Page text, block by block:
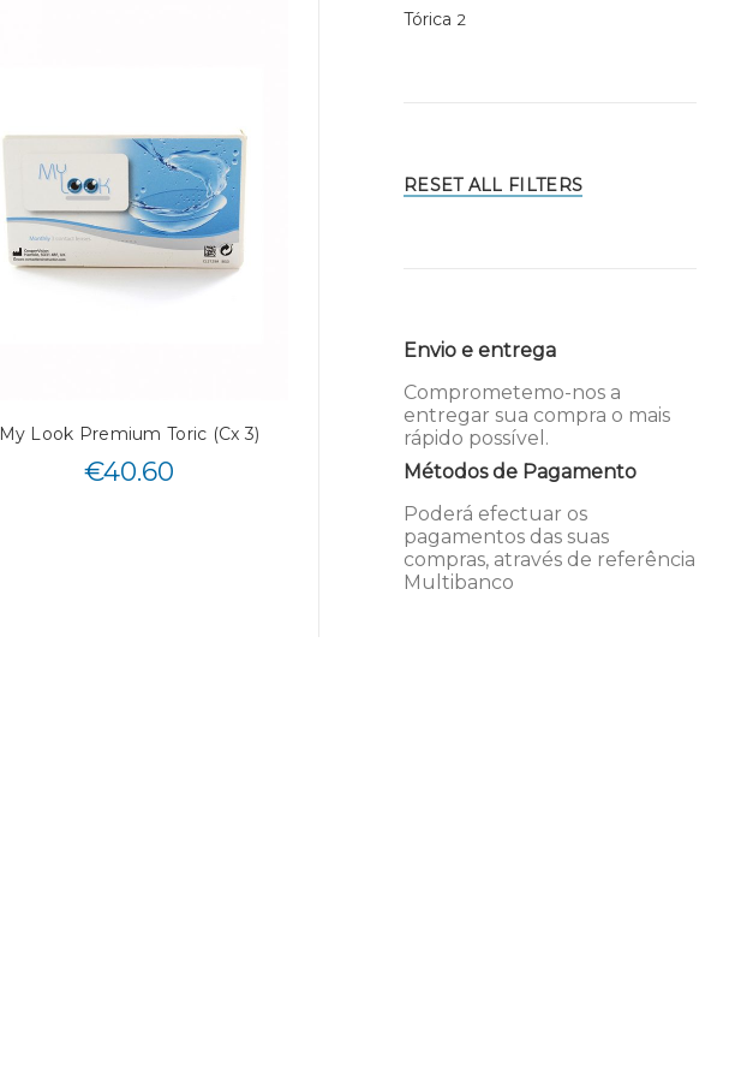
My Look Premium Toric (Cx 3)
€40.60
Tórica 2
RESET ALL FILTERS
Envio e entrega
Comprometemo-nos a
entregar sua compra o mais
rápido possível.
Métodos de Pagamento
Poderá efectuar os
pagamentos das suas
compras, através de referência
Multibanco